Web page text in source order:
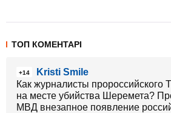
ТОП КОМЕНТАРІ
+14
Kristi Smile
Как журналисты пророссийского
на месте убийства Шеремета?
МВД внезапное появление